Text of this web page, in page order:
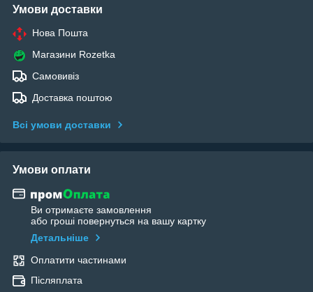
Умови доставки
Нова Пошта
Магазини Rozetka
Самовивіз
Доставка поштою
Всі умови доставки
Умови оплати
Ви отримаєте замовлення
або гроші повернуться на вашу картку
Детальніше
Оплатити частинами
Післяплата